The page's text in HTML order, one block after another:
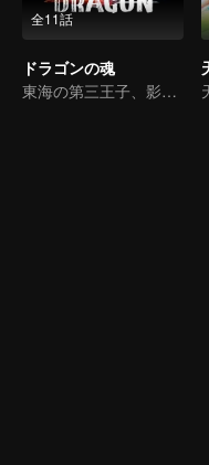
全11話
ドラゴンの魂
東海の第三王子、影の哪吒に死を乞う